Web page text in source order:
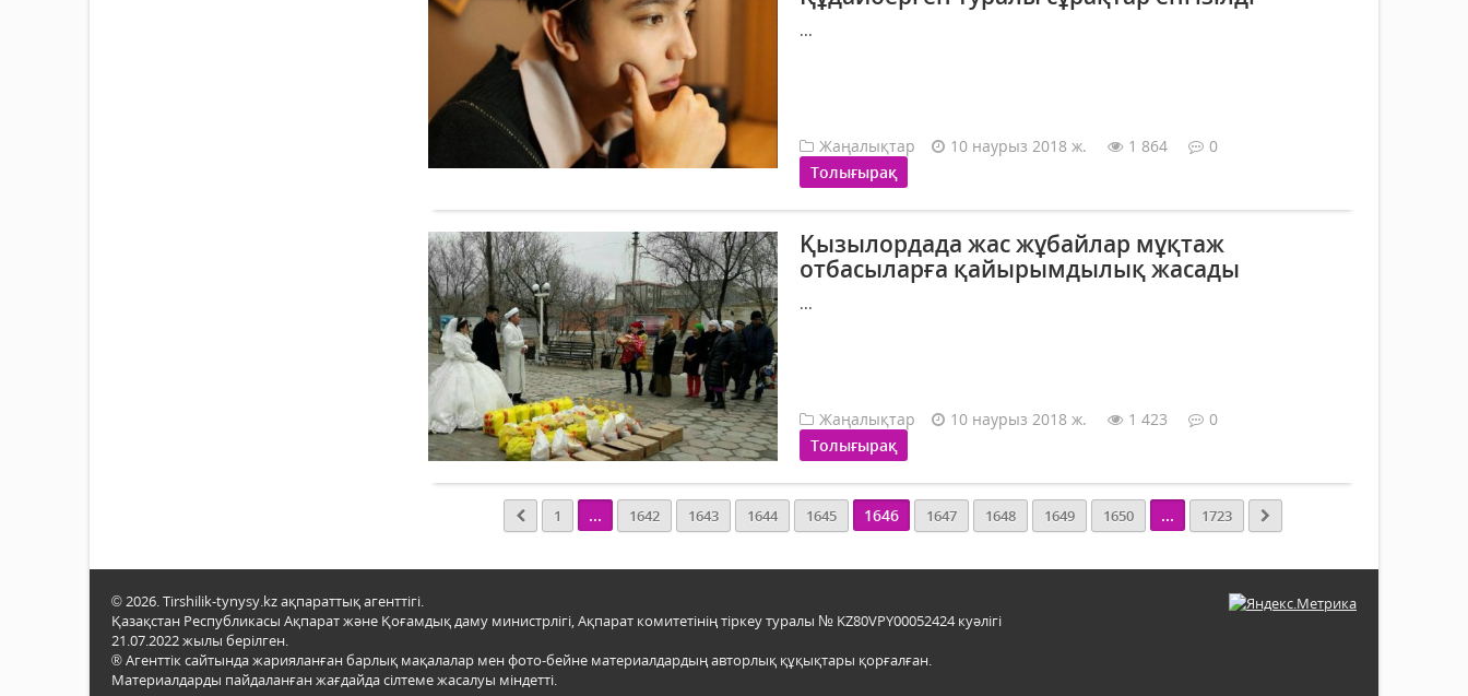
...
Жаңалықтар 10 наурыз 2018 ж. 1 864
0
Толығырақ
Қызылордада жас жұбайлар мұқтаж
отбасыларға қайырымдылық жасады
...
Жаңалықтар 10 наурыз 2018 ж. 1 423
0
Толығырақ
1 ... 1642 1643 1644 1645 1646 1647 1648 1649 1650 ... 1723
© 2026. Tirshilik-tynysy.kz ақпараттық агенттігі.
Қазақстан Республикасы Ақпарат және Қоғамдық даму министрлігі, Ақпарат комитетінің тіркеу туралы № KZ80VPY00052424 куәлігі
21.07.2022 жылы берілген.
® Агенттік сайтында жарияланған барлық мақалалар мен фото-бейне материалдардың авторлық құқықтары қорғалған.
Материалдарды пайдаланған жағдайда сілтеме жасалуы міндетті.